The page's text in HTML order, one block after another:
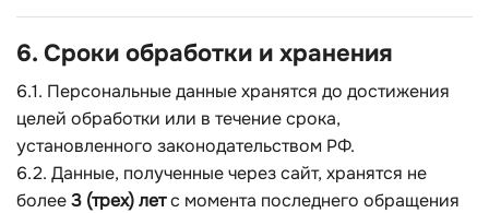
6. Сроки обработки и хранения
6.1. Персональные данные хранятся до достижения
целей обработки или в течение срока,
установленного законодательством РФ.
6.2. Данные, полученные через сайт, хранятся не
более3 (трех) летс момента последнего обращения